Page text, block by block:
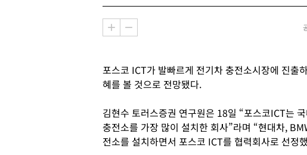
포스코 ICT가 발빠르게 전기차 충전소시장에 진출
혜를 볼 것으로 전망됐다.
김현수 토러스증권 연구원은 18일 “포스코ICT는
충전소를 가장 많이 설치한 회사”라며 “현대차,
전소를 설치하면서 포스코 ICT를 협력회사로 선정